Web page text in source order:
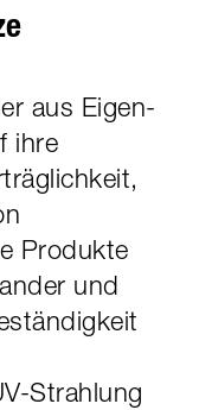
aus Eigen-
ihre
Produkte
und
Strahlung